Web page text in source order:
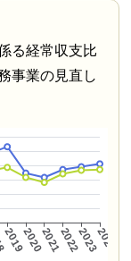
る経常収支比
事業の見直し